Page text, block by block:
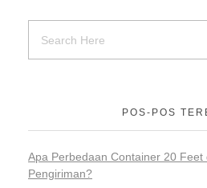
POS-POS
Apa Perbedaan Container 20
Pengiriman?